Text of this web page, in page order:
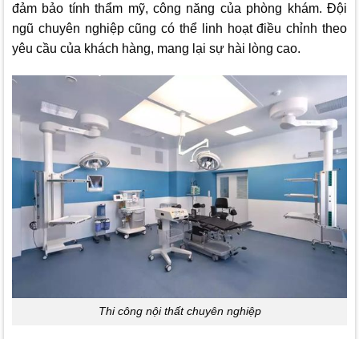
đảm bảo tính thẩm mỹ, công năng của phòng khám. Đội
ngũ chuyên nghiệp cũng có thể linh hoạt điều chỉnh theo
yêu cầu của khách hàng, mang lại sự hài lòng cao.
Thi công nội thất chuyên nghiệp